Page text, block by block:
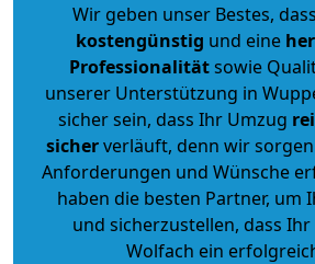
Wir geben unser Bestes,
kostengünstig und eine
Professionalitätsowie
unserer Unterstützung in
sicher sein, dass Ihr Umzug
sicherverläuft, denn wir
Anforderungen und Wünsche
haben die besten Partner, um
und sicherzustellen, dass
Wolfach ein